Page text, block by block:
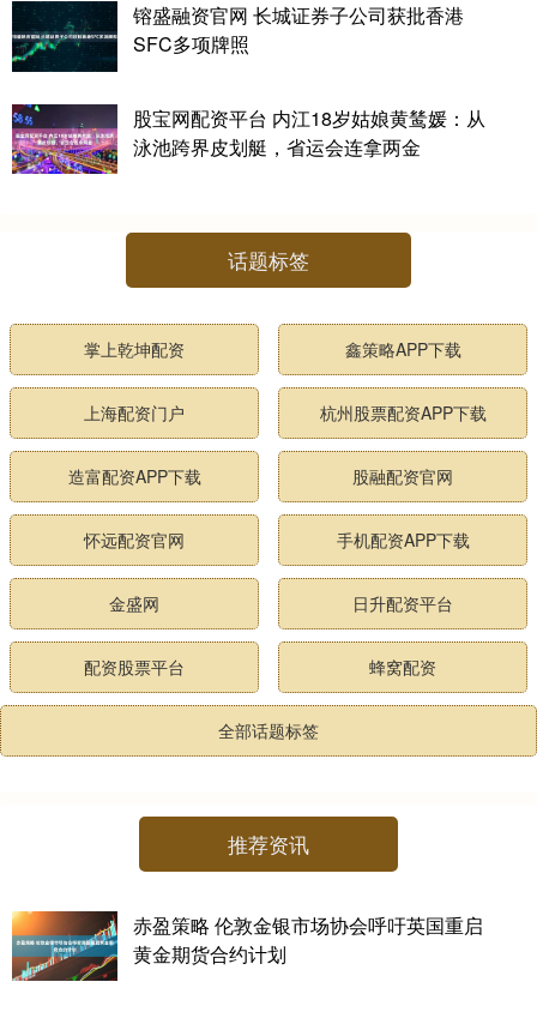
镕盛融资官网 长城证券子公司获批香港
SFC多项牌照
股宝网配资平台 内江18岁姑娘黄鸶媛：从
泳池跨界皮划艇，省运会连拿两金
话题标签
掌上乾坤配资 鑫策略APP下载
上海配资门户 杭州股票配资APP下载
造富配资APP下载 股融配资官网
怀远配资官网 手机配资APP下载
金盛网 日升配资平台
配资股票平台 蜂窝配资
全部话题标签
推荐资讯
赤盈策略 伦敦金银市场协会呼吁英国重启
黄金期货合约计划